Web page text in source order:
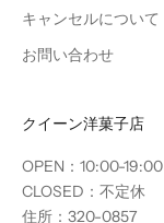
キャンセルについて
お問い合わせ
クイーン洋菓子店
OPEN：10:00-19:00
CLOSED：不定休
住所：320-0857